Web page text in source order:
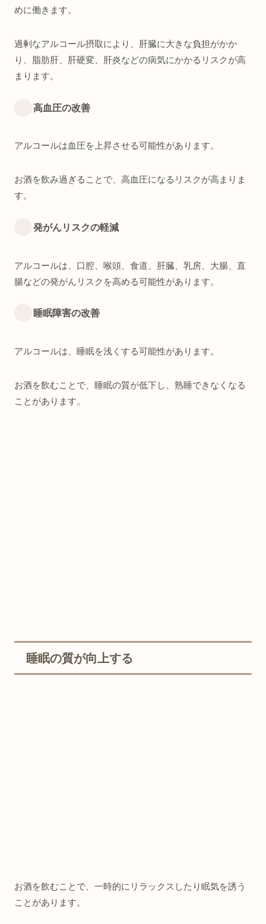
めに働きます。
過剰なアルコール摂取により、肝臓に大きな負担がかか
り、脂肪肝、肝硬変、肝炎などの病気にかかるリスクが高
まります。
高血圧の改善
アルコールは血圧を上昇させる可能性があります。
お酒を飲み過ぎることで、高血圧になるリスクが高まりま
す。
発がんリスクの軽減
アルコールは、口腔、喉頭、食道、肝臓、乳房、大腸、直
腸などの発がんリスクを高める可能性があります。
睡眠障害の改善
アルコールは、睡眠を浅くする可能性があります。
お酒を飲むことで、睡眠の質が低下し、熟睡できなくなる
ことがあります。
睡眠の質が向上する
お酒を飲むことで、一時的にリラックスしたり眠気を誘う
ことがあります。